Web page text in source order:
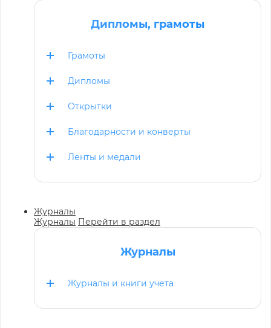
Дипломы, грамоты
Грамоты
Дипломы
Открытки
Благодарности и конверты
Ленты и медали
Журналы
Журналы Перейти в раздел
Журналы
Журналы и книги учета